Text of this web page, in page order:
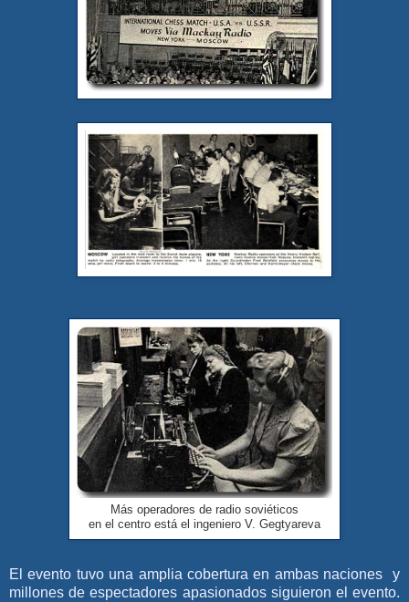
Más operadores de radio soviéticos
en el centro está el ingeniero V. Gegtyareva
El evento tuvo una amplia cobertura en ambas naciones y
millones de espectadores apasionados siguieron el evento.